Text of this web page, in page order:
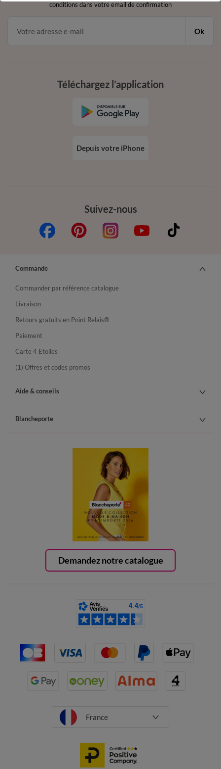
conditions dans votre email de confirmation
Ok
Suivez-nous
Téléchargez l’application
Depuis votre iPhone
Demandez notre catalogue
Commande
Commander par référence catalogue
Livraison
Retours gratuits en Point Relais®
Paiement
Carte 4 Etoiles
(1) Offres et codes promos
Aide & conseils
Blancheporte
France